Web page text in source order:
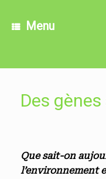
Menu
Des
Que sait-on
l’environnement